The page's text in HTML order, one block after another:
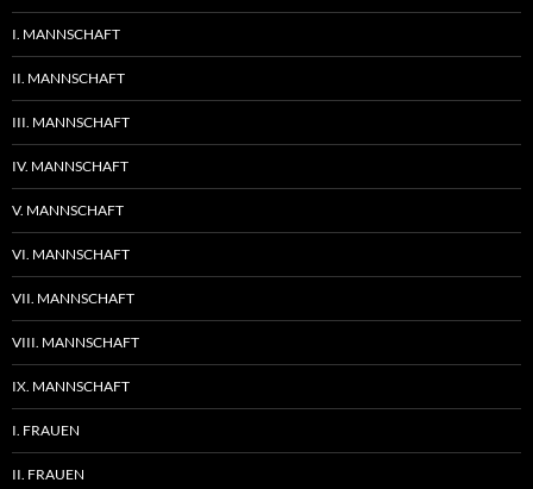
I. MANNSCHAFT
II. MANNSCHAFT
III. MANNSCHAFT
IV. MANNSCHAFT
V. MANNSCHAFT
VI. MANNSCHAFT
VII. MANNSCHAFT
VIII. MANNSCHAFT
IX. MANNSCHAFT
I. FRAUEN
II. FRAUEN